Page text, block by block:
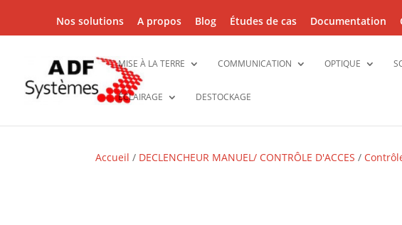
Nos solutions A propos Blog Études de cas Documentation
MISE À LA TERRE COMMUNICATION OPTIQUE
ÉCLAIRAGE DESTOCKAGE
Accueil / DECLENCHEUR MANUEL/ CONTRÔLE D'ACCES /